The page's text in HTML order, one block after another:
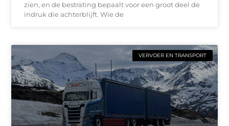
zien, en de bestrating bepaalt voor een groot deel de
indruk die achterblijft. Wie de
VERVOER EN TRANSPORT